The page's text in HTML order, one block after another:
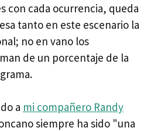
con cada ocurrencia, queda
tanto en este escenario la
no en vano los
de un porcentaje de la
a mi compañero Randy
siempre ha sido "una